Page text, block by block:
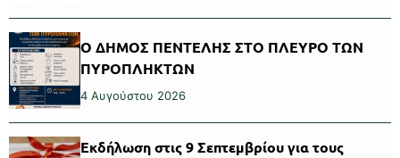
Ο ΔΗΜΟΣ ΠΕΝΤΕΛΗΣ ΣΤΟ ΠΛΕΥΡΟ ΤΩΝ
ΠΥΡΟΠΛΗΚΤΩΝ
4 Αυγούστου 2026
Εκδήλωση στις 9 Σεπτεμβρίου για τους